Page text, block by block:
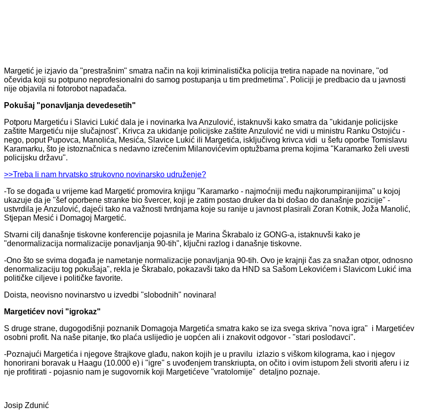
Margetić je izjavio da "prestrašnim" smatra način na koji kriminalistička policija tretira napade na novinare, "od
očevida koji su potpuno neprofesionalni do samog postupanja u tim predmetima". Policiji je predbacio da u javnosti
nije objavila ni fotorobot napadača.
Pokušaj "ponavljanja devedesetih"
Potporu Margetiću i Slavici Lukić dala je i novinarka Iva Anzulović, istaknuvši kako smatra da "ukidanje policijske
zaštite Margetiću nije slučajnost". Krivca za ukidanje policijske zaštite Anzulović ne vidi u ministru Ranku Ostojiću -
nego, poput Pupovca, Manolića, Mesića, Slavice Lukić ili Margetića, isključivog krivca vidi u šefu oporbe Tomislavu
Karamarku, što je istoznačnica s nedavno izrečenim Milanovićevim optužbama prema kojima "Karamarko želi uvesti
policijsku državu".
>>Treba li nam hrvatsko strukovno novinarsko udruženje?
-To se događa u vrijeme kad Margetić promovira knjigu "Karamarko - najmoćniji među najkorumpiranijima" u kojoj
ukazuje da je "šef oporbene stranke bio švercer, koji je zatim postao druker da bi došao do današnje pozicije" -
ustvrdila je Anzulović, dajeći tako na važnosti tvrdnjama koje su ranije u javnost plasirali Zoran Kotnik, Joža Manolić,
Stjepan Mesić i Domagoj Margetić.
Stvarni cilj današnje tiskovne konferencije pojasnila je Marina Škrabalo iz GONG-a, istaknuvši kako je
"denormalizacija normalizacije ponavljanja 90-tih", ključni razlog i današnje tiskovne.
-Ono što se svima događa je nametanje normalizacije ponavljanja 90-tih. Ovo je krajnji čas za snažan otpor, odnosno
denormalizaciju tog pokušaja", rekla je Škrabalo, pokazavši tako da HND sa Sašom Lekovićem i Slavicom Lukić ima
političke ciljeve i političke favorite.
Doista, neovisno novinarstvo u izvedbi "slobodnih" novinara!
Margetićev novi "igrokaz"
S druge strane, dugogodišnji poznanik Domagoja Margetića smatra kako se iza svega skriva "nova igra" i Margetićev
osobni profit. Na naše pitanje, tko plaća uslijedio je uopćen ali i znakovit odgovor - "stari poslodavci".
-Poznajući Margetića i njegove štrajkove glađu, nakon kojih je u pravilu izlazio s viškom kilograma, kao i njegov
honorirani boravak u Haagu (10.000 e) i "igre" s uvođenjem transkriupta, on očito i ovim istupom želi stvoriti aferu i iz
nje profitirati - pojasnio nam je sugovornik koji Margetićeve "vratolomije" detaljno poznaje.
Josip Zdunić